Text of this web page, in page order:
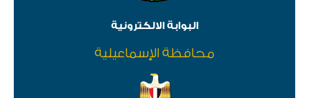
البوابة الالكترونية
محافظة الإسماعيلية